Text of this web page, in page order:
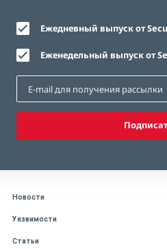
Ежедневный выпуск от
Еженедельный выпуск от
Новости
Уязвимости
Статьи